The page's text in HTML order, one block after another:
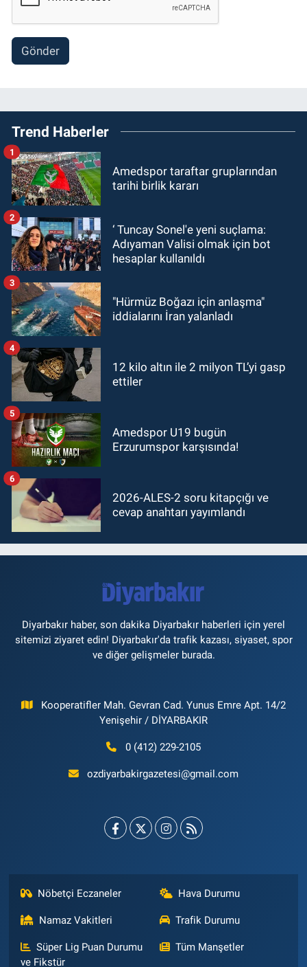
Gönder
Trend Haberler
Amedspor taraftar gruplarından
tarihi birlik kararı
1
‘ Tuncay Sonel'e yeni suçlama:
Adıyaman Valisi olmak için bot
hesaplar kullanıldı
2
"Hürmüz Boğazı için anlaşma"
iddialarını İran yalanladı
3
12 kilo altın ile 2 milyon TL’yi gasp
ettiler
4
Amedspor U19 bugün
Erzurumspor karşısında!
5
2026-ALES-2 soru kitapçığı ve
cevap anahtarı yayımlandı
6
Diyarbakır haber, son dakika Diyarbakır haberleri için yerel
sitemizi ziyaret edin! Diyarbakır'da trafik kazası, siyaset, spor
ve diğer gelişmeler burada.
Kooperatifler Mah. Gevran Cad. Yunus Emre Apt. 14/2
Yenişehir / DİYARBAKIR
0 (412) 229-2105
ozdiyarbakirgazetesi@gmail.com
Nöbetçi Eczaneler Hava Durumu
Namaz Vakitleri Trafik Durumu
Süper Lig Puan Durumu
ve Fikstür
Tüm Manşetler